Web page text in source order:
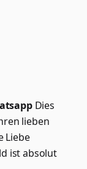
Dies
lieben
Liebe
ist absolut